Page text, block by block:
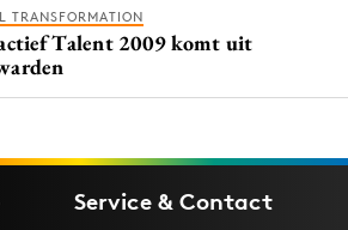
TRANSFORMATION
Talent 2009 komt uit
Service & Contact